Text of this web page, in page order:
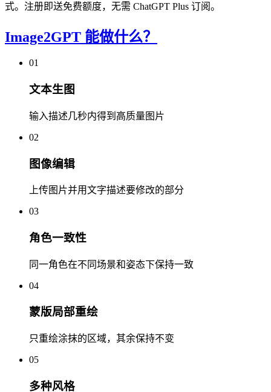
式。注册即送免费额度，无需 ChatGPT Plus 订阅。
Image2GPT 能做什么？
01
文本生图
输入描述几秒内得到高质量图片
02
图像编辑
上传图片并用文字描述要修改的部分
03
角色一致性
同一角色在不同场景和姿态下保持一致
04
蒙版局部重绘
只重绘涂抹的区域，其余保持不变
05
多种风格